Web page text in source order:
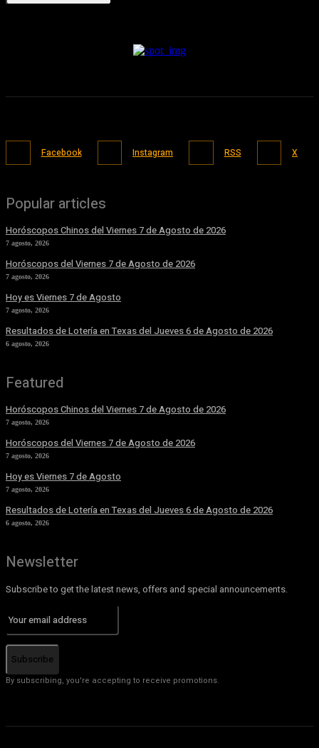
Facebook Instagram RSS X
Popular articles
Horóscopos Chinos del Viernes 7 de Agosto de 2026
7 agosto, 2026
Horóscopos del Viernes 7 de Agosto de 2026
7 agosto, 2026
Hoy es Viernes 7 de Agosto
7 agosto, 2026
Resultados de Lotería en Texas del Jueves 6 de Agosto de 2026
6 agosto, 2026
Featured
Horóscopos Chinos del Viernes 7 de Agosto de 2026
7 agosto, 2026
Horóscopos del Viernes 7 de Agosto de 2026
7 agosto, 2026
Hoy es Viernes 7 de Agosto
7 agosto, 2026
Resultados de Lotería en Texas del Jueves 6 de Agosto de 2026
6 agosto, 2026
Newsletter
Subscribe to get the latest news, offers and special announcements.
Subscribe
By subscribing, you're accepting to receive promotions.